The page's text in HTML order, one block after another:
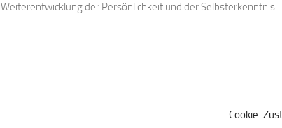
Cookie-
Weiterentwicklung der Persönlichkeit und der Selbsterkenntnis.